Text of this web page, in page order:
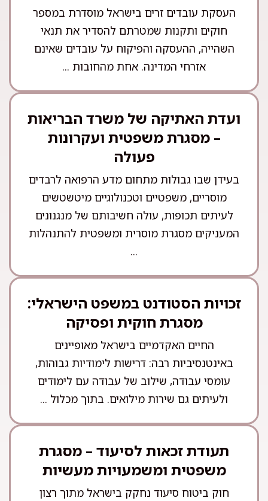
העסקת עובדים זרים בישראל מוסדרת במספר
חוקים ותקנות שמטרתם להסדיר את תנאי
השהייה, ההעסקה והפיקוח על עובדים שאינם
אזרחי המדינה. אחת מהחובות ...
ועדת האתיקה של משרד הבריאות
– מסגרת משפטית ועקרונות
פעולה
בעידן שבו גבולות מתחום מדע הרפואה לרבדים
מוסריים, משפטיים וטכנולוגיים מיטשטשים
לעיתים תכופות, עולה חשיבותם של מנגנונים
המעניקים מסגרת מוסרית ומשפטית להתנהלות
...
זכויות הסטודנט במשפט הישראלי:
מסגרת חוקית ופסיקה
החיים האקדמיים בישראל מאופיינים
באינטנסיביות רבה: דרישות לימודיות גבוהות,
עומסי עבודה, שילוב של עבודה עם לימודים
ולעיתים גם שירות מילואים. בתוך מכלול ...
תעודת זכאות לסיעוד – מסגרת
משפטית ומשמעויות מעשיות
חוק ביטוח סיעוד נחקק בישראל מתוך רצון